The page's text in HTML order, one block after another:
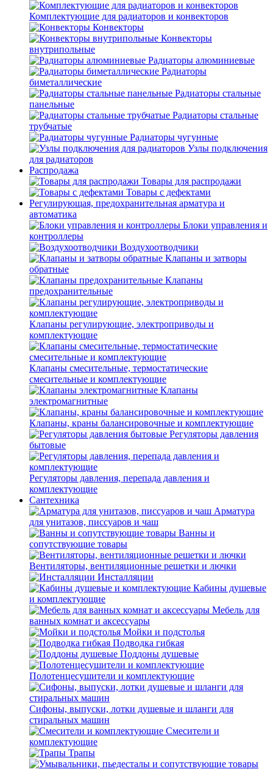
Комплектующие для радиаторов и конвекторов
Конвекторы
Конвекторы
внутрипольные
Радиаторы алюминиевые
Радиаторы
биметаллические
Радиаторы стальные
панельные
Радиаторы стальные
трубчатые
Радиаторы чугунные
Узлы подключения
для радиаторов
Распродажа
Товары для распродажи
Товары с дефектами
Регулирующая, предохранительная арматура и
автоматика
Блоки управления и
контроллеры
Воздухоотводчики
Клапаны и затворы
обратные
Клапаны
предохранительные
Клапаны регулирующие, электроприводы и
комплектующие
Клапаны смесительные, термостатические
смесительные и комплектующие
Клапаны
электромагнитные
Клапаны, краны балансировочные и комплектующие
Регуляторы давления
бытовые
Регуляторы давления, перепада давления и
комплектующие
Сантехника
Арматура
для унитазов, писсуаров и чаш
Ванны и
сопутствующие товары
Вентиляторы, вентиляционные решетки и лючки
Инсталляции
Кабины душевые
и комплектующие
Мебель для
ванных комнат и аксессуары
Мойки и подстолья
Подводка гибкая
Поддоны душевые
Полотенцесушители и комплектующие
Сифоны, выпуски, лотки душевые и шланги для
стиральных машин
Смесители и
комплектующие
Трапы